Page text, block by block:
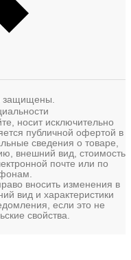
защищены.
носит исключительно
публичной офертой в
сведения о товаре,
внешний вид, стоимость
почте или по
вносить изменения в
вид и характеристики
если это не
свойства.